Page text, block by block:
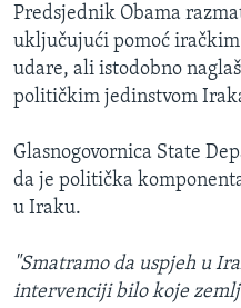
Predsjednik Obama
uključujući pomoć iračkim
udare, ali istodobno
političkim jedinstvom
Glasnogovornica State
da je politička
u Iraku.
"Smatramo da uspjeh u
intervenciji bilo koje